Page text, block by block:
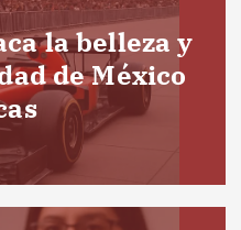
la belleza y
de México